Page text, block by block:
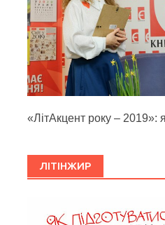
«ЛітАкцент року –
ЛІТІНЖИР